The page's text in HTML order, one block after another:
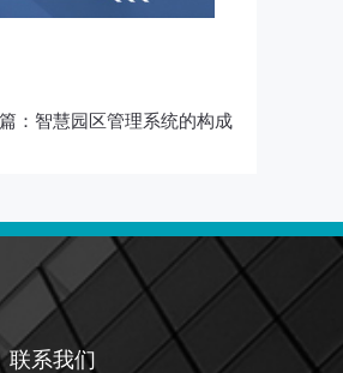
： 智慧园区管理系统的构成
联系我们